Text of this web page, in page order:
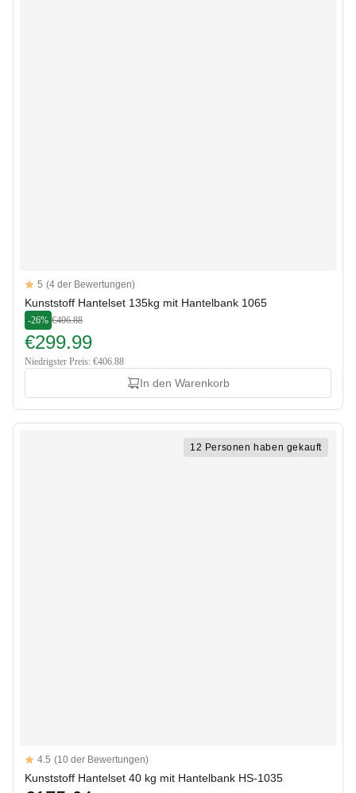
Reviews
5 out of 5 stars
5 (4 der Bewertungen)
Kunststoff Hantelset 135kg mit Hantelbank 1065
-26% €406.88
€299.99
Niedrigster Preis: €406.88
In den Warenkorb
12 Personen haben gekauft
Reviews
4.5 out of 5 stars
4.5 (10 der Bewertungen)
Kunststoff Hantelset 40 kg mit Hantelbank HS-1035